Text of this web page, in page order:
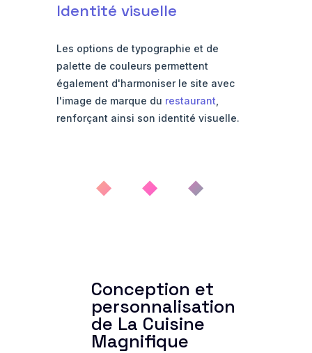
Identité visuelle
Les options de typographie et de
palette de couleurs permettent
également d'harmoniser le site avec
l'image de marque du restaurant
renforçant ainsi son identité visuelle.
◆ ◆ ◆
Conception et
personnalisation
de La Cuisine
Magnifique